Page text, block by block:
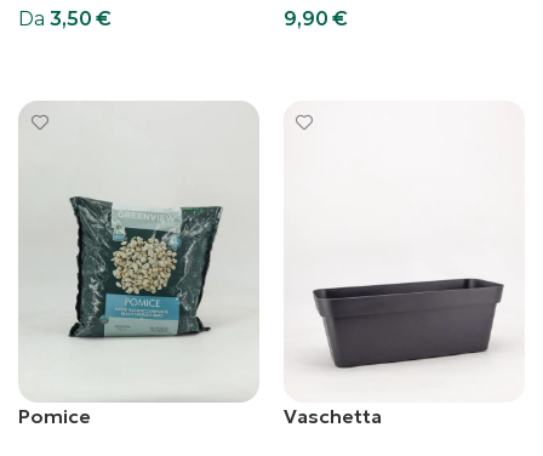
Da 3,50 € 9,90 €
Pomice Vaschetta